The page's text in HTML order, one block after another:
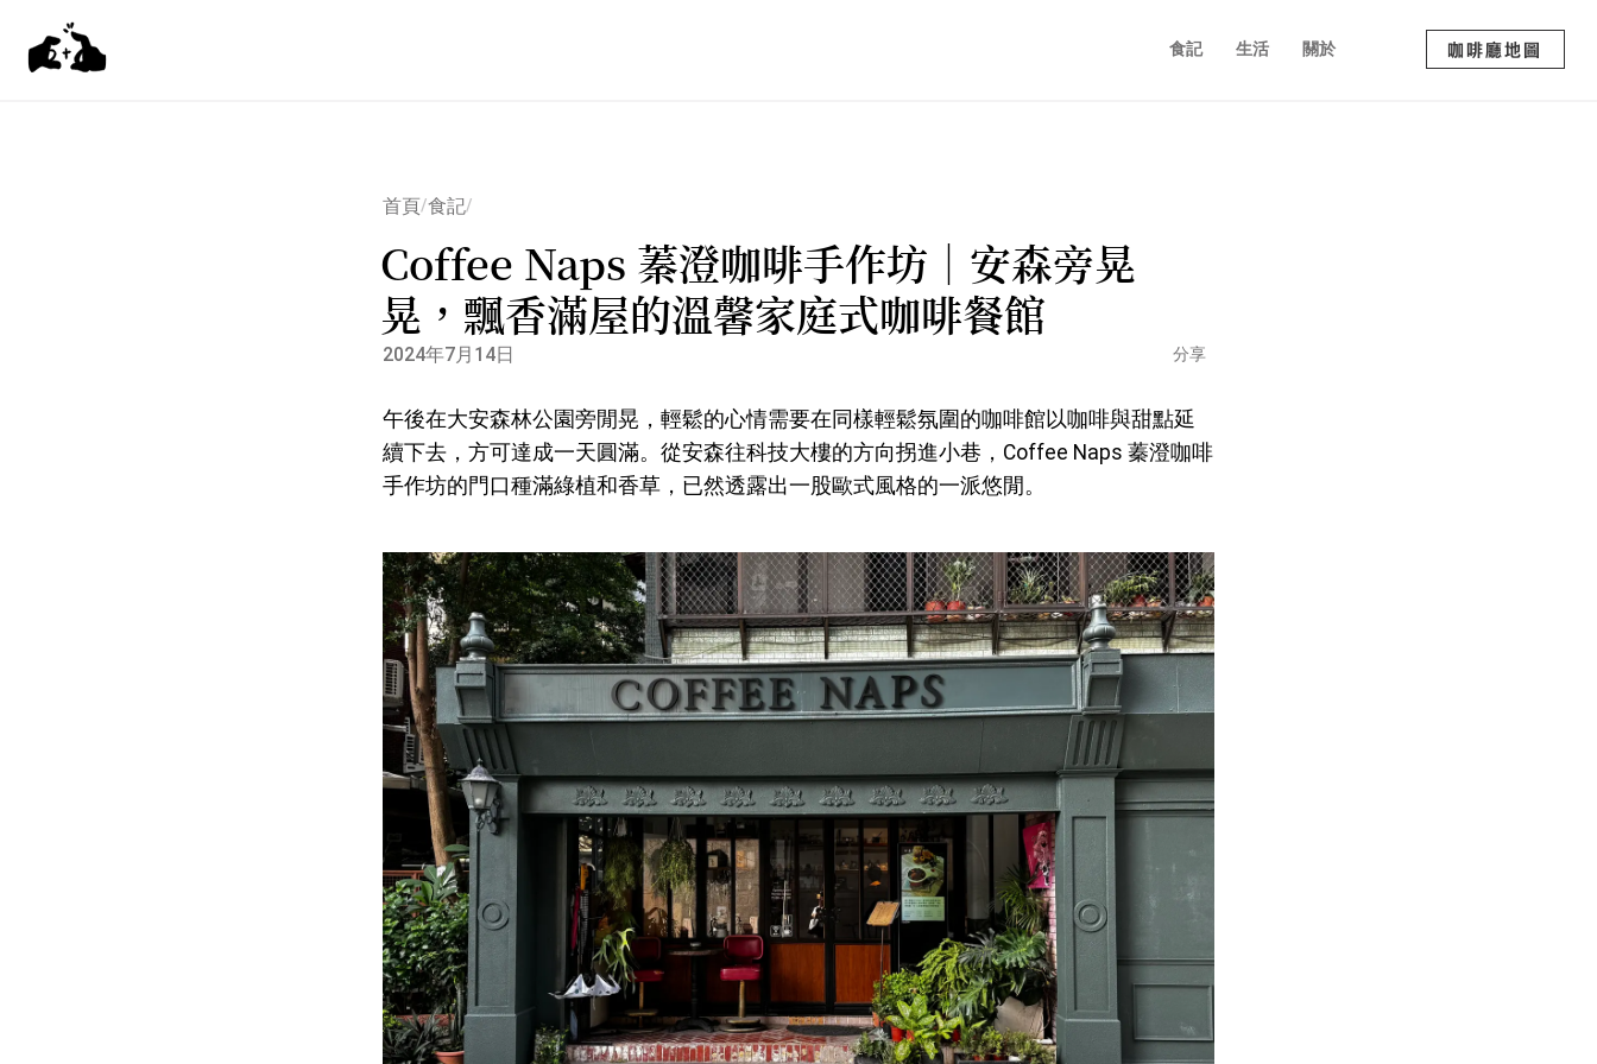
食記 生活 關於 咖啡廳地圖
首頁/食記/
Coffee Naps 蓁澄咖啡手作坊｜安森旁晃
晃，飄香滿屋的溫馨家庭式咖啡餐館
2024年7月14日 分享
午後在大安森林公園旁閒晃，輕鬆的心情需要在同樣輕鬆氛圍的咖啡館以咖啡與甜點延
續下去，方可達成一天圓滿。從安森往科技大樓的方向拐進小巷，Coffee Naps 蓁澄咖啡
手作坊的門口種滿綠植和香草，已然透露出一股歐式風格的一派悠閒。